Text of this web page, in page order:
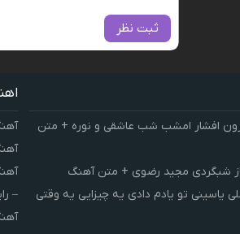
ثبت نظر
افشار امشب شب عاشقی و نوره + متن
شبگردی مجید رضوی + متن آهنگ
یاسینی تو یادم دادی یه چیزایی یه وقتی
–